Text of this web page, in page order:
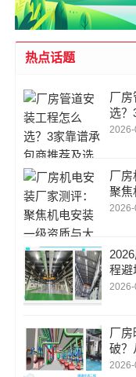
热点话题
厂房
选？
及选
厂房
聚焦
大型
程避
计施
厂房
破？
承包